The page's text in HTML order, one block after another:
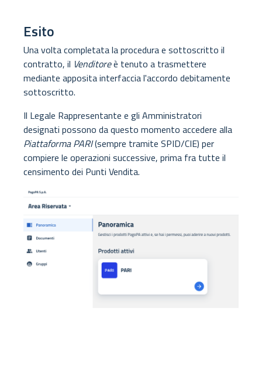
Esito
Una volta completata la procedura e sottoscritto il
contratto, il Venditoreè tenuto a trasmettere
mediante apposita interfaccia l'accordo debitamente
sottoscritto.
Il Legale Rappresentante e gli Amministratori
designati possono da questo momento accedere alla
Piattaforma PARI(sempre tramite SPID/CIE) per
compiere le operazioni successive, prima fra tutte il
censimento dei Punti Vendita.